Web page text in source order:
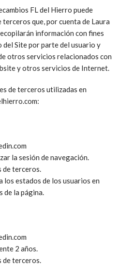
FL del Hierro puede
que, por cuenta de Laura
información con fines
del Site por parte del usuario y
otros servicios relacionados con
y otros servicios de Internet.
de terceros utilizadas en
la sesión de navegación.
de terceros.
los estados de los usuarios en
de la página.
2 años.
de terceros.